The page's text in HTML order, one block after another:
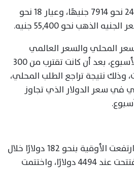
وسجل جرام الذهب عيار 24 نحو 7914 جنيهًا، وعيار 18 نحو
المحلي والسعر العالمي
تلاشت تمامًا مع نهاية الأسبوع، بعد أن كانت تقترب من 300
وذلك نتيجة تراجع الطلب المحلي،
في سعر الدولار الذي تجاوز
وعلى الصعيد العالمي، ارتفعت الأوقية بنحو 182 دولارًا خلال
تعاملات الأسبوع، حيث افتتحت عند 4494 دولارًا، واختتمت